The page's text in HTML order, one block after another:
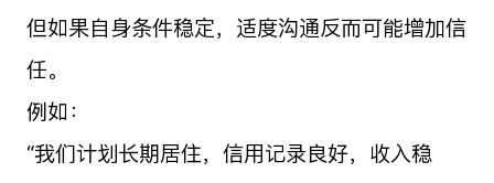
但如果自身条件稳定，适度沟通反而可能增加信
任。
例如：
“我们计划长期居住，信用记录良好，收入稳